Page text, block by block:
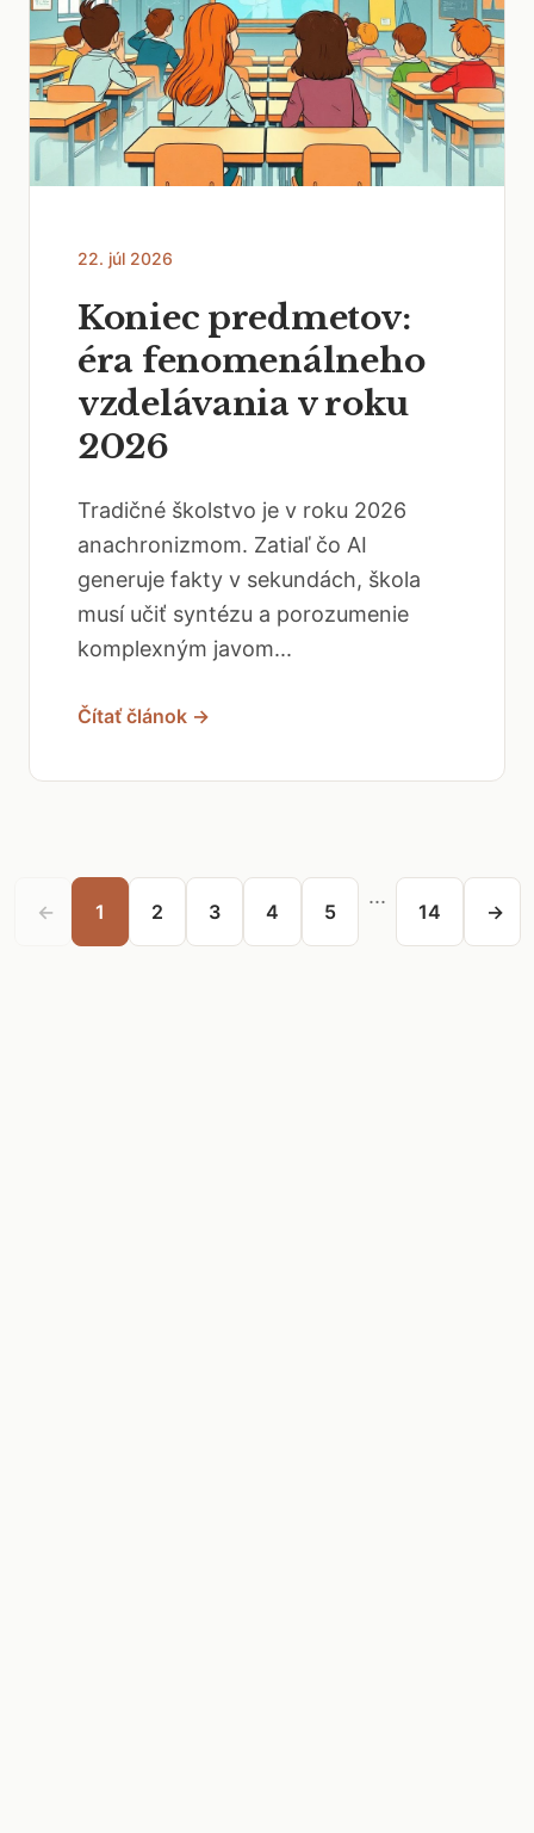
22. júl 2026
Koniec predmetov:
éra fenomenálneho
vzdelávania v roku
2026
Tradičné školstvo je v roku 2026
anachronizmom. Zatiaľ čo AI
generuje fakty v sekundách, škola
musí učiť syntézu a porozumenie
komplexným javom...
Čítať článok →
← 1 2 3 4 5
...
14 →